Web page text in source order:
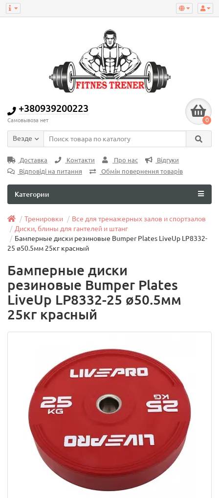
+380939200223
Самовывоза нет 0
Везде
Доставка Контакти Про нас
Відгуки
Відповіді на питання
Обмін повернення товарів
Категории
Тренировки
Все для тренажерных залов и спортзалов
Диски, блины для гантелей и штанг
Бамперные диски резиновые Bumper Plates LiveUp LP8332-
25 ø50.5мм 25кг красный
Бамперные диски
резиновые Bumper Plates
LiveUp LP8332-25 ø50.5мм
25кг красный